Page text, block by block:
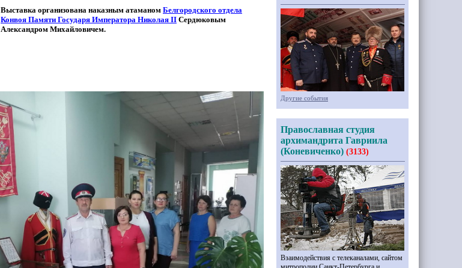
Выставка организована наказным атаманом Белгородского отдела
Конвоя Памяти Государя Императора Николая II Сердюковым
Александром Михайловичем.
Другие события
Православная студия
архимандрита Гавриила
(Коневиченко) (3133)
Взаимодействия с телеканалами, сайтом